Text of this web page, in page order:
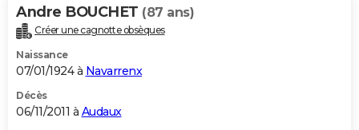
Andre BOUCHET (87 ans)
Créer une cagnotte obsèques
Naissance
07/01/1924 à Navarrenx
Décès
06/11/2011 à Audaux